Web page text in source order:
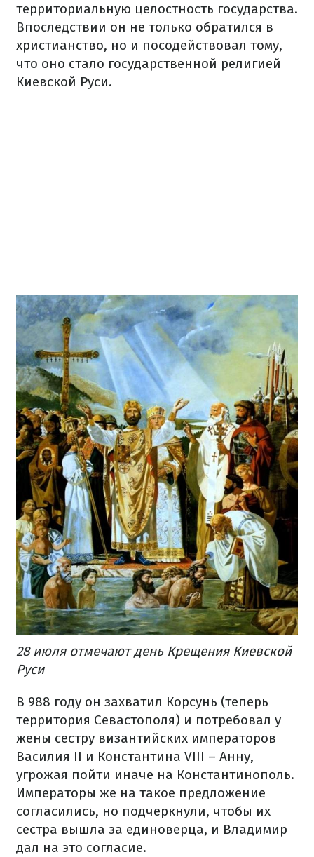
территориальную целостность государства.
Впоследствии он не только обратился в
христианство, но и посодействовал тому,
что оно стало государственной религией
Киевской Руси.
28 июля отмечают день Крещения Киевской
Руси
В 988 году он захватил Корсунь (теперь
территория Севастополя) и потребовал у
жены сестру византийских императоров
Василия II и Константина VIII – Анну,
угрожая пойти иначе на Константинополь.
Императоры же на такое предложение
согласились, но подчеркнули, чтобы их
сестра вышла за единоверца, и Владимир
дал на это согласие.